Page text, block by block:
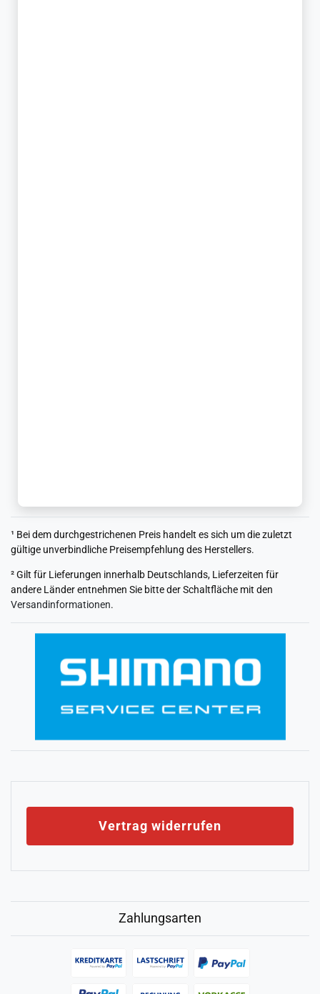
¹ Bei dem durchgestrichenen Preis handelt es sich um die zuletzt
gültige unverbindliche Preisempfehlung des Herstellers.
² Gilt für Lieferungen innerhalb Deutschlands, Lieferzeiten für
andere Länder entnehmen Sie bitte der Schaltfläche mit den
Versandinformationen.
Vertrag widerrufen
Zahlungsarten